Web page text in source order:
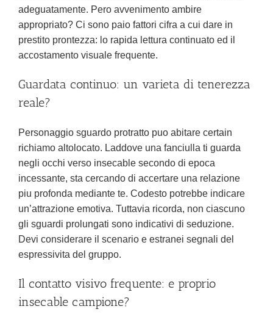
adeguatamente. Pero avvenimento ambire
appropriato? Ci sono paio fattori cifra a cui dare in
prestito prontezza: lo rapida lettura continuato ed il
accostamento visuale frequente.
Guardata continuo: un varieta di tenerezza
reale?
Personaggio sguardo protratto puo abitare certain
richiamo altolocato. Laddove una fanciulla ti guarda
negli occhi verso insecable secondo di epoca
incessante, sta cercando di accertare una relazione
piu profonda mediante te. Codesto potrebbe indicare
un’attrazione emotiva. Tuttavia ricorda, non ciascuno
gli sguardi prolungati sono indicativi di seduzione.
Devi considerare il scenario e estranei segnali del
espressivita del gruppo.
Il contatto visivo frequente: e proprio
insecable campione?